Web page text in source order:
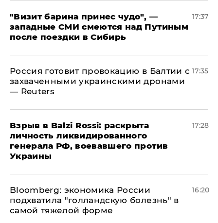
"Визит барина принес чудо", —
западные СМИ смеются над Путиным
после поездки в Сибирь
17:37
​Россия готовит провокацию в Балтии с
захваченными украинскими дронами
— Reuters
17:35
​Взрыв в Balzi Rossi: раскрыта
личность ликвидированного
генерала РФ, воевавшего против
Украины
17:28
Bloomberg: экономика России
подхватила "голландскую болезнь" в
самой тяжелой форме
16:20